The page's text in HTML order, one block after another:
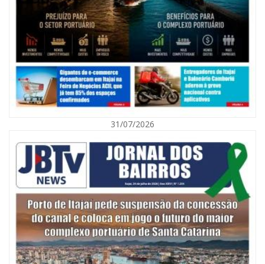
09/08/2026 | 07:00
Exposição revela a jornada de um pai diante da transição da filha em
BALNEÁRIO CAMBORIÚ
31/07/2026